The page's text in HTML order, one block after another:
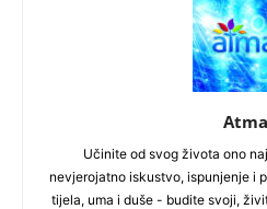
Atma
Učinite od svog života ono
nevjerojatno iskustvo, ispunjenje i
tijela, uma i duše - budite svoji,